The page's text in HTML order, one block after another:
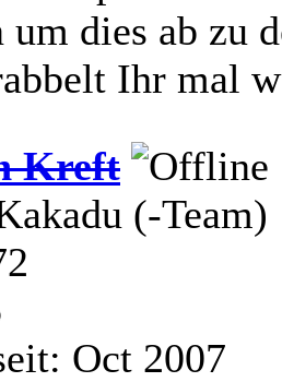
um dies ab zu
Ihr mal
Kreft
(-Team)
Oct 2007